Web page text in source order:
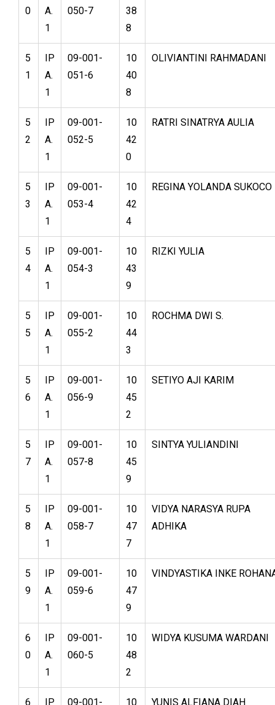
0
A.
1
050-7
38
8
5
1
IP
A.
1
09-001-
051-6
10
40
8
OLIVIANTINI RAHMADANI
5
2
IP
A.
1
09-001-
052-5
10
42
0
RATRI SINATRYA AULIA
5
3
IP
A.
1
09-001-
053-4
10
42
4
REGINA YOLANDA SUKOCO
5
4
IP
A.
1
09-001-
054-3
10
43
9
RIZKI YULIA
5
5
IP
A.
1
09-001-
055-2
10
44
3
ROCHMA DWI S.
5
6
IP
A.
1
09-001-
056-9
10
45
2
SETIYO AJI KARIM
5
7
IP
A.
1
09-001-
057-8
10
45
9
SINTYA YULIANDINI
5
8
IP
A.
1
09-001-
058-7
10
47
7
VIDYA NARASYA RUPA
ADHIKA
5
9
IP
A.
1
09-001-
059-6
10
47
9
VINDYASTIKA INKE
6
0
IP
A.
1
09-001-
060-5
10
48
2
WIDYA KUSUMA WARDANI
6 IP 09-001- 10 YUNIS ALFIANA DIAH